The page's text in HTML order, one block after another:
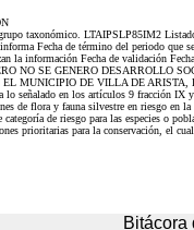
taxonómico. LTAIPSLP85IM2
Fecha de término del periodo que
la información Fecha de validación
NO SE GENERO DESARROLLO
MUNICIPIO DE VILLA DE ARISTA,
lo señalado en los artículos 9 fracción
de flora y fauna silvestre en riesgo en
de riesgo para las especies o
prioritarias para la conservación, el
Bitácora